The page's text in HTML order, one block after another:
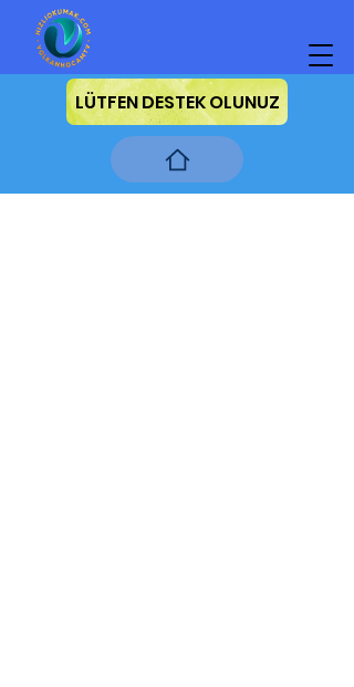
LÜTFEN DESTEK OLUNUZ